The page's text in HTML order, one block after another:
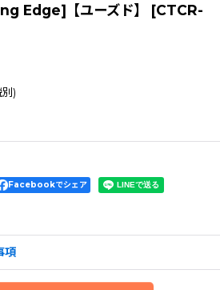
Edge]【ユーズド】
[CTCR-
別)
Facebookでシェア
項